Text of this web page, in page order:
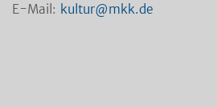
E-Mail: kultur@mkk.de